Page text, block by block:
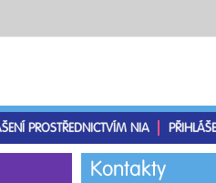
PROSTŘEDNICTVÍM NIA
Kontakty